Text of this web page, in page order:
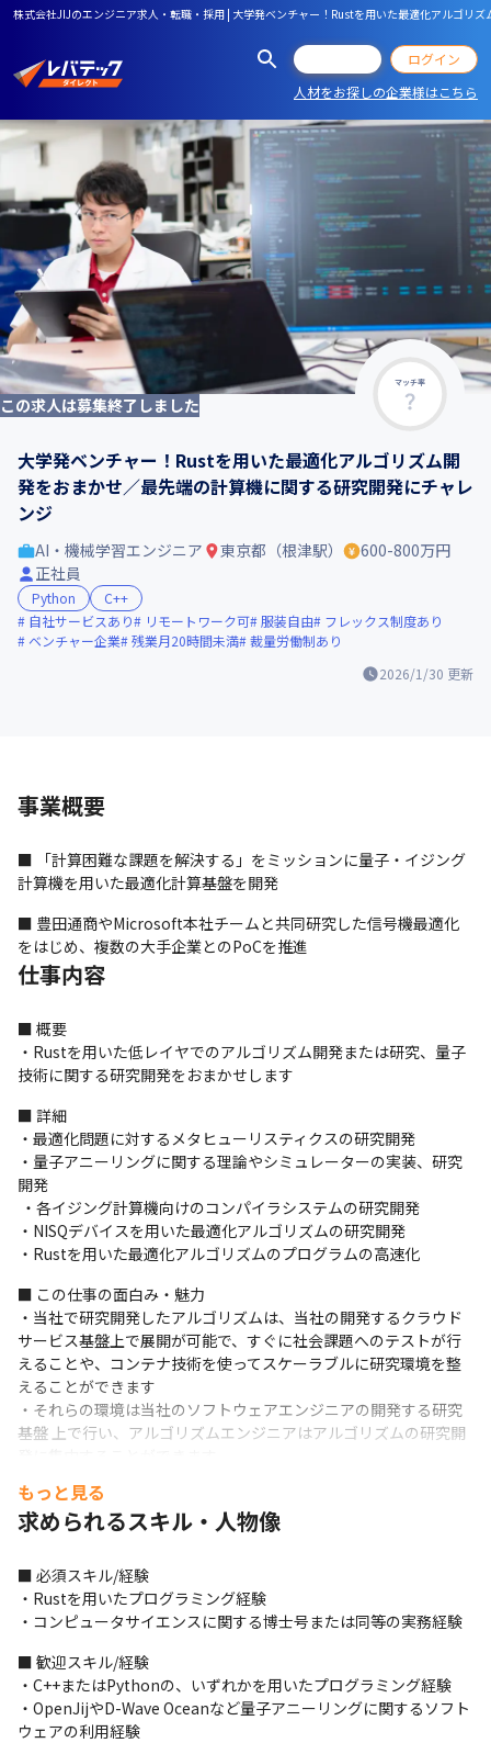
株式会社JIJのエンジニア求人・転職・採用 | 大学発ベンチャー！Rustを用いた最適化アルゴリ
ログイン
人材をお探しの企業様はこちら
マッチ率
この求人は募集終了しました
大学発ベンチャー！Rustを用いた最適化アルゴリズム開
発をおまかせ／最先端の計算機に関する研究開発にチャレ
ンジ
2026/1/30 更新
AI・機械学習エンジニア 東京都（根津駅）
600-800万円
正社員
Python
C++
自社サービスあり
リモートワーク可 服装自由
フレックス制度あり
ベンチャー企業 残業月20時間未満 裁量労働制あり
事業概要
■ 「計算困難な課題を解決する」をミッションに量子・イジング
計算機を用いた最適化計算基盤を開発
■ 豊田通商やMicrosoft本社チームと共同研究した信号機最適化
をはじめ、複数の大手企業とのPoCを推進
仕事内容
■ 概要
・Rustを用いた低レイヤでのアルゴリズム開発または研究、量子
技術に関する研究開発をおまかせします
■ 詳細
・最適化問題に対するメタヒューリスティクスの研究開発
・量子アニーリングに関する理論やシミュレーターの実装、研究
開発
・NISQデバイスを用いた最適化アルゴリズムの研究開発
・Rustを用いた最適化アルゴリズムのプログラムの高速化
■ この仕事の面白み・魅力
・当社で研究開発したアルゴリズムは、当社の開発するクラウド
サービス基盤上で展開が可能で、すぐに社会課題へのテストが行
えることや、コンテナ技術を使ってスケーラブルに研究環境を整
えることができます
・それらの環境は当社のソフトウェアエンジニアの開発する研究
基盤 上で行い、アルゴリズムエンジニアはアルゴリズムの研究開
開発する量子アニーリングシミュレータ、テンソルネットワーク
による量子シミュレータを用いた量子アルゴリ ズムを開発するた
・Azure QIOや日立CMOSアニーラなど、国内外のイジング計算機
などの技術を持つ大手ベン ダーとの協力体制のもと、最先端の計
算機に関する研究開発を行うことができます
もっと見る
求められるスキル・人物像
■ 必須スキル/経験
・Rustを用いたプログラミング経験
・コンピュータサイエンスに関する博士号または同等の実務経験
■ 歓迎スキル/経験
・C++またはPythonの、いずれかを用いたプログラミング経験
・OpenJijやD-Wave Oceanなど量子アニーリングに関するソフト
ウェアの利用経験